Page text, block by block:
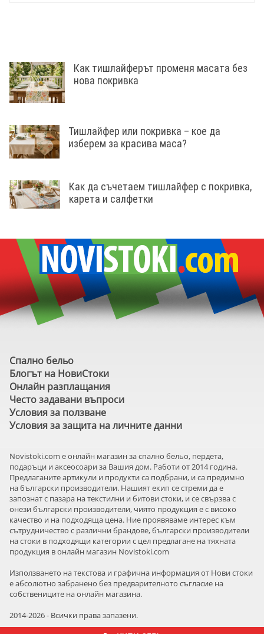
Как тишлайферът променя масата без
нова покривка
Тишлайфер или покривка – кое да
изберем за красива маса?
Как да съчетаем тишлайфер с покривка,
карета и салфетки
Спално бельо
Блогът на НовиСтоки
Онлайн разплащания
Често задавани въпроси
Условия за ползване
Условия за защита на личните данни
Novistoki.com e онлайн магазин за спално бельо, пердета,
подаръци и аксеосоари за Вашия дом. Работи от 2014 година.
Предлаганите артикули и продукти са подбрани, и са предимно
на български производители. Нашият екип се стреми да е
запознат с пазара на текстилни и битови стоки, и се свързва с
онези български производители, чиято продукция е с високо
качество и на подходяща цена. Ние проявяваме интерес към
сътрудничество с различни брандове, български производители
на стоки в подходящи категории с цел предлагане на тяхната
продукция в онлайн магазин Novistoki.com
Използването на текстова и графична информация от Нови стоки
е абсолютно забранено без предварителното съгласие на
собствениците на онлайн магазина.
2014-2026 - Всички права запазени.